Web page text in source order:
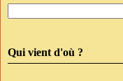
Qui vient d'où ?